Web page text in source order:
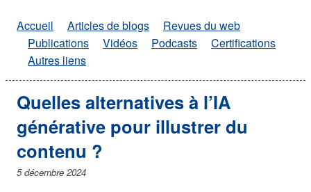
Accueil Articles de blogs
Revues du web
Publications
Vidéos Podcasts
Certifications
Autres liens
Quelles alternatives à l’IA
générative pour illustrer du
contenu ?
5 décembre 2024